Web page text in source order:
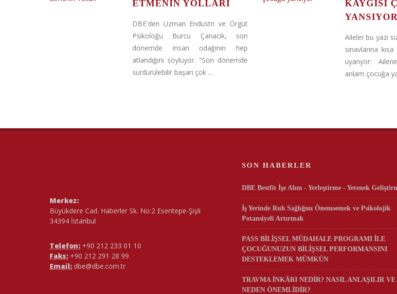
ETMENIN YOLLARI
DBE'den Uzman Endüstri ve Örgüt
Psikoloğu Burcu Çanacık, son
dönemde insan odağının hep
atlandığını söylüyor. "Son dönemde
sürdürülebilir başarı çok ...
KAYGISI
YANSIYOR
Aileler bu yazı
sınavlarına
uyarıyor:
anlam çocuğa
Merkez:
Büyükdere Cad. Haberler Sk. No:2 Esentepe-Şişli
34394 İstanbul
Telefon: +90 212 233 01 10
Faks: +90 212 291 28 99
Email: dbe@dbe.com.tr
SON HABERLER
DBE Bestfit İşe Alım - Yerleştirme - Yetenek
İş Yerinde Ruh Sağlığını Önemsemek ve Psikolojik
Potansiyeli Artırmak
PASS BİLİŞSEL MÜDAHALE PROGRAMI İLE
ÇOCUĞUNUZUN BİLİŞSEL PERFORMANSINI
DESTEKLEMEK MÜMKÜN
TRAVMA İNKÂRI NEDİR? NASIL ANLAŞILIR VE
NEDEN ÖNEMLİDİR?